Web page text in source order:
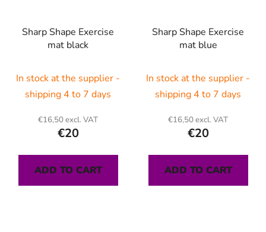
Sharp Shape Exercise
mat black
In stock at the supplier -
shipping 4 to 7 days
€16,50 excl. VAT
€20
ADD TO CART
Sharp Shape Exercise
mat blue
In stock at the supplier -
shipping 4 to 7 days
€16,50 excl. VAT
€20
ADD TO CART